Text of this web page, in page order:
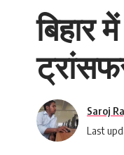
बिहार
Last
Saroj